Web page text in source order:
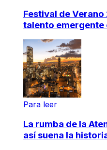
Festival de
talento emergente
Para leer
La rumba de la
así suena la